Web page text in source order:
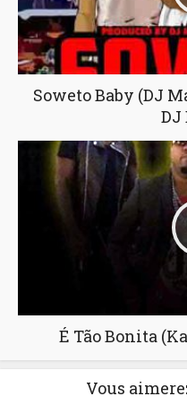
Soweto Baby (DJ
DJ
É Tão Bonita
Vous